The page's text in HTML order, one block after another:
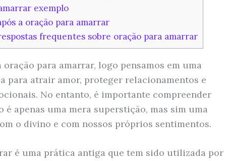
exemplo
a oração para amarrar
frequentes sobre oração para amarrar
para amarrar, logo pensamos em uma
para atrair amor, proteger relacionamentos e
No entanto, é importante compreender
é apenas uma mera superstição, mas sim uma
o divino e com nossos próprios sentimentos.
é uma prática antiga que tem sido utilizada por